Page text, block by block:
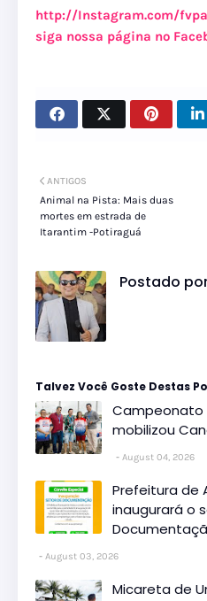
http://Instagram.com/
siga nossa página no
ANTIGOS
Animal na Pista: Mais duas
mortes em estrada de
Itarantim -Potiraguá
Postado
Talvez Você Goste Destas
Campeonato
mobilizou
August 04, 2026
Prefeitura de
inaugurará o
August 03, 2026
Micareta de